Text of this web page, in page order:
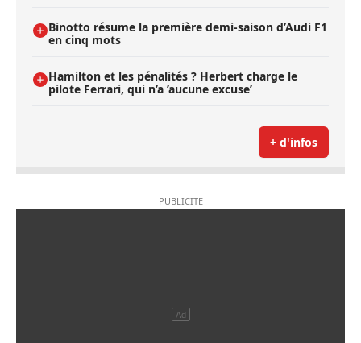
Binotto résume la première demi-saison d’Audi F1
en cinq mots
Hamilton et les pénalités ? Herbert charge le
pilote Ferrari, qui n’a ’aucune excuse’
+ d'infos